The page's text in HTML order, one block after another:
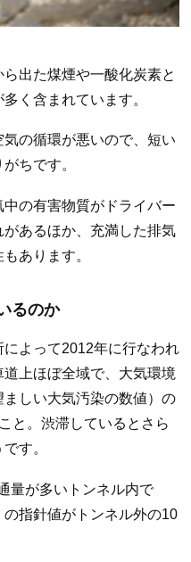
出た煤煙や一酸化炭素と
く含まれています。
の循環が悪いので、短い
ちです。
の有害物質がドライバー
あるほか、充満した排気
あります。
るのか
よって2012年に行なわれ
上ほぼ全域で、大気環境
しい大気汚染の数値）の
と。渋滞しているとさら
す。
量が多いトンネル内で
指針値がトンネル外の10